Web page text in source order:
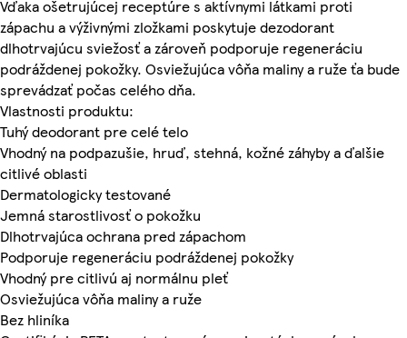
Vďaka ošetrujúcej receptúre s aktívnymi látkami proti
zápachu a výživnými zložkami poskytuje dezodorant
dlhotrvajúcu sviežosť a zároveň podporuje regeneráciu
podráždenej pokožky. Osviežujúca vôňa maliny a ruže ťa bude
sprevádzať počas celého dňa.
Vlastnosti produktu:
Tuhý deodorant pre celé telo
Vhodný na podpazušie, hruď, stehná, kožné záhyby a ďalšie
citlivé oblasti
Dermatologicky testované
Jemná starostlivosť o pokožku
Dlhotrvajúca ochrana pred zápachom
Podporuje regeneráciu podráždenej pokožky
Vhodný pre citlivú aj normálnu pleť
Osviežujúca vôňa maliny a ruže
Bez hliníka